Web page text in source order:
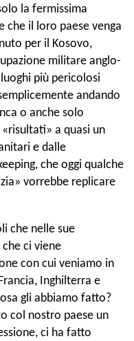
la fermissima
che il loro paese venga
per il Kosovo,
militare anglo-
più pericolosi
andando
o anche solo
a quasi un
e dalle
che oggi qualche
vorrebbe replicare
che nelle sue
ci viene
con cui veniamo in
Inghilterra e
gli abbiamo fatto?
col nostro paese un
ci ha fatto